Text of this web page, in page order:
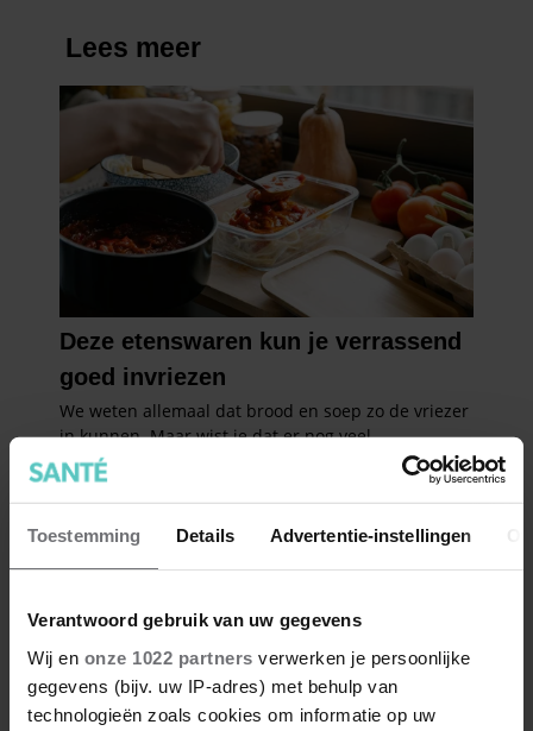
Toestemming Details Advertentie-instellingen
Verantwoord gebruik van uw gegevens
Wij en onze 1022 partners verwerken je persoonlijke
gegevens (bijv. uw IP-adres) met behulp van
technologieën zoals cookies om informatie op uw